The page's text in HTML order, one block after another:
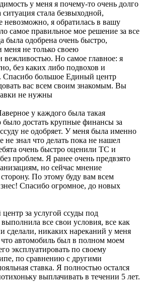
у меня я почему-то очень долго
стала безвыходной,
я обратилась в вашу
самое правильное мое решение за все
была одобрена очень быстро,
меня не только своею
вежливостью. Но самое главное: я
без каких либо подвохов и
Спасибо большое Единый центр
вас всем своим знакомым. Вы
не нужны
у каждого была такая
было достать крупные финансы за
не одобряет. У меня была именно
не знал что делать пока не нашел
очень быстро оценили ТС и
проблем. Я ранее очень предвзято
но сейчас мнение
По этому буду вам всем
Спасибо огромное, до новых
за услугой ссуды под
все свои условия, все как
сделали, никаких нареканий у меня
автомобиль был в полном моем
эксплуатировать по своему
по сравнению с другими
ставка. Я полностью остался
выплачивать в течении 5 лет.